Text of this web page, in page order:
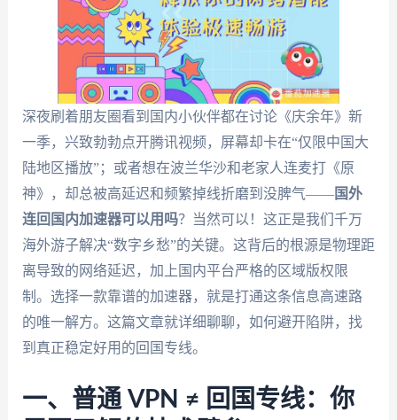
深夜刷着朋友圈看到国内小伙伴都在讨论《庆余年》新
一季，兴致勃勃点开腾讯视频，屏幕却卡在“仅限中国大
陆地区播放”；或者想在波兰华沙和老家人连麦打《原
神》，却总被高延迟和频繁掉线折磨到没脾气——国外
连回国内加速器可以用吗？当然可以！这正是我们千万
海外游子解决“数字乡愁”的关键。这背后的根源是物理距
离导致的网络延迟，加上国内平台严格的区域版权限
制。选择一款靠谱的加速器，就是打通这条信息高速路
的唯一解方。这篇文章就详细聊聊，如何避开陷阱，找
到真正稳定好用的回国专线。
一、普通 VPN ≠ 回国专线：你